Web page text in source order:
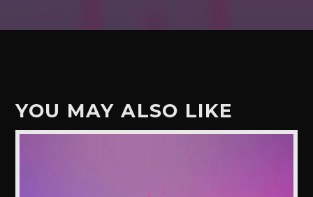
YOU MAY ALSO LIKE